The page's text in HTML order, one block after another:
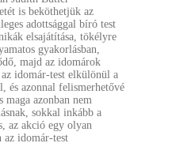
is beköthetjük az
adottsággal bíró test
elsajátítása, tökélyre
gyakorlásban,
majd az idomárok
idomár-test elkülönül a
és azonnal felismerhetővé
maga azonban nem
sokkal inkább a
az akció egy olyan
az idomár-test